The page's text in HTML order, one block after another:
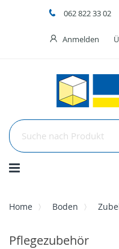
062 822 33 02
Anmelden
Menü
Home Boden
Pflegezubehör